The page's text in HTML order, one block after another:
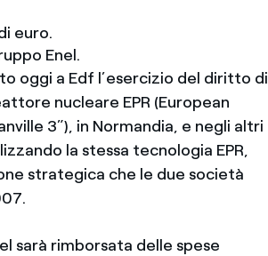
euro.
Enel.
oggi a Edf l’esercizio del diritto di
nucleare EPR (European
3”), in Normandia, e negli altri
la stessa tecnologia EPR,
strategica che le due società
sarà rimborsata delle spese